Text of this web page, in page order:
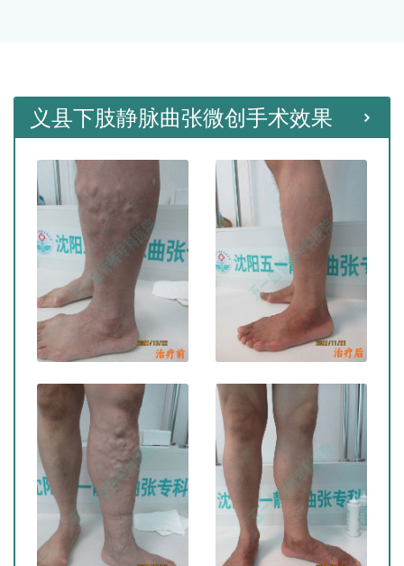
义县下肢静脉曲张微创手术效果